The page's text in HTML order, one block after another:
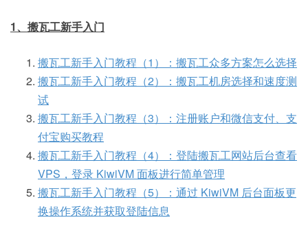
1、搬瓦工新手入门
搬瓦工新手入门教程（1）：搬瓦工众多方案怎么选择
搬瓦工新手入门教程（2）：搬瓦工机房选择和速度测
试
搬瓦工新手入门教程（3）：注册账户和微信支付、支
付宝购买教程
搬瓦工新手入门教程（4）：登陆搬瓦工网站后台查看
VPS，登录 KiwiVM 面板进行简单管理
搬瓦工新手入门教程（5）：通过 KiwiVM 后台面板更
换操作系统并获取登陆信息